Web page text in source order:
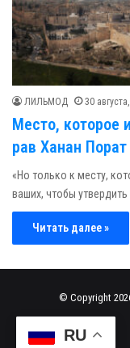
ЛИЛЬМОД 30
Место, которое
рав Ханан Порат
«Но только к месту,
ваших, чтобы утвердить
Читать далее »
© Copyright
RU